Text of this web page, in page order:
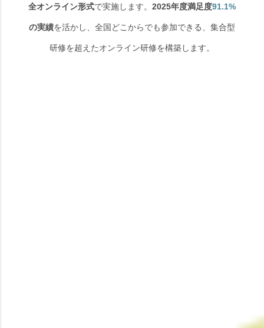
全オンライン形式で実施します。 2025年度満足度91.1%
の実績を活かし、全国どこからでも参加できる、集合型
研修を超えたオンライン研修を構築します。